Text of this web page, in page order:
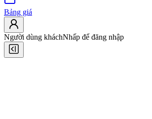
Bảng giá
Người dùng kháchNhấp để đăng nhập